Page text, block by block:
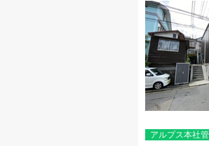
アルプス本社